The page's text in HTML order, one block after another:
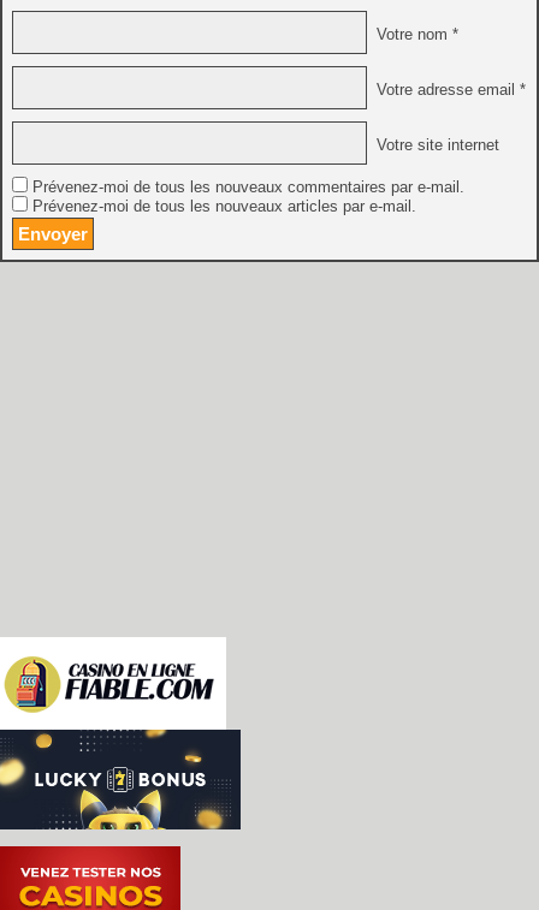
Votre nom *
Votre adresse email *
Votre site internet
Prévenez-moi de tous les nouveaux commentaires par e-mail.
Prévenez-moi de tous les nouveaux articles par e-mail.